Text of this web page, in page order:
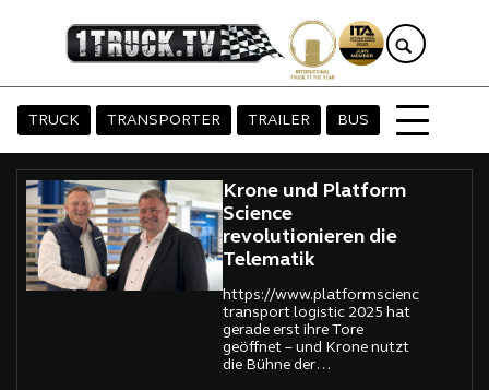
TRUCK TRANSPORTER TRAILER BUS
Krone und Platform
Science
revolutionieren die
Telematik
https://www.platformscience.com/
transport logistic 2025 hat
gerade erst ihre Tore
geöffnet – und Krone nutzt
die Bühne der